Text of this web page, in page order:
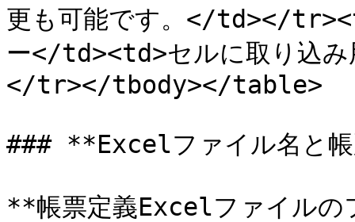
更も可能です。</td></
ー</td><td>セルに取り込
</tr></tbody></table>
### **Excelファイル名と
**帳票定義Excelファイルの